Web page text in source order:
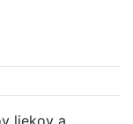
liekov a